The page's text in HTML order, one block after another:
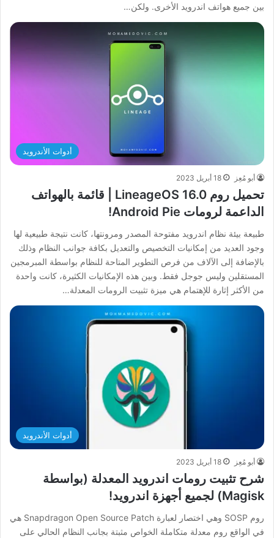
بين جميع هواتف اندرويد الأخرى. ولكن…
أدوات الأندرويد
أبو مُعِز 18 أبريل 2023
تحميل روم LineageOS 16.0 | قائمة بالهواتف
الداعمة لرومات Android Pie!
طبيعة بيئة نظام اندرويد مفتوحة المصدر ومرونتها، كانت نتيجة طبيعية لها
وجود العديد من إمكانيات التخصيص والتعديل بكافة جوانب النظام وذلك
بالإضافة إلى الآلاف من فرص التطوير المتاحة للنظام بواسطة المبرمجين
المستقلين وليس جوجل فقط. وبين هذه الإمكانيات الكثيرة، كانت واحدة
من الأكثر إثارة للإهتمام هي ميزة تثبيت الرومات المعدلة…
أدوات الأندرويد
أبو مُعِز 18 أبريل 2023
شرح تثبيت رومات اندرويد المعدلة (بواسطة
Magisk) لجميع أجهزة اندرويد!
روم SOSP وهي اختصار لعبارة Snapdragon Open Source Patch هي
في الواقع روم معدلة متكاملة الخواص مثبتة بجانب النظام الحالي على